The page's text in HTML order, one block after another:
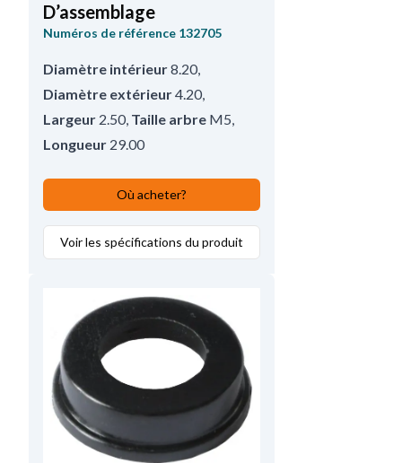
D’assemblage
Numéros de référence 132705
Diamètre intérieur8.20,
Diamètre extérieur4.20,
Largeur 2.50, Taille arbre M5,
Longueur 29.00
Où acheter?
Voir les spécifications du produit